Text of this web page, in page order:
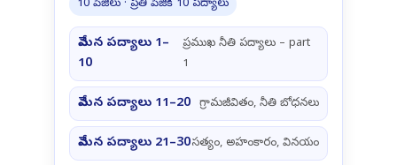
10 పేజీలు · ప్రతి పేజీకి 10 పద్యాలు
వేమన పద్యాలు 1–
10
ప్రముఖ నీతి పద్యాలు – part
1
వేమన పద్యాలు 11–20 గ్రామజీవితం, నీతి బోధనలు
వేమన పద్యాలు 21–30సత్యం, అహంకారం, వినయం